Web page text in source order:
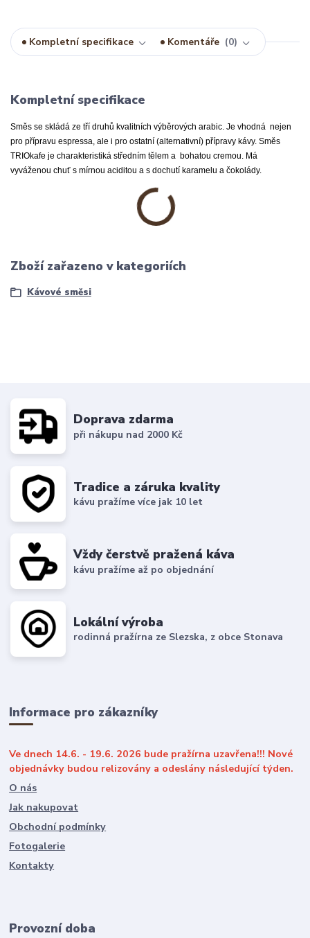
Kompletní specifikace Komentáře 0
Kompletní specifikace
Směs se skládá ze tří druhů kvalitních výběrových arabic. Je vhodná nejen
pro přípravu espressa, ale i pro ostatní (alternativní) přípravy kávy. Směs
TRIOkafe je charakteristiká středním tělem a bohatou cremou. Má
vyváženou chuť s mírnou aciditou a s dochutí karamelu a čokolády.
Zboží zařazeno v kategoriích
Kávové směsi
Doprava zdarma
při nákupu nad 2000 Kč
Tradice a záruka kvality
kávu pražíme více jak 10 let
Vždy čerstvě pražená káva
kávu pražíme až po objednání
Lokální výroba
rodinná pražírna ze Slezska, z obce Stonava
Informace pro zákazníky
Ve dnech 14.6. - 19.6. 2026 bude pražírna uzavřena!!! Nové
objednávky budou relizovány a odeslány následující týden.
O nás
Jak nakupovat
Obchodní podmínky
Fotogalerie
Kontakty
Provozní doba